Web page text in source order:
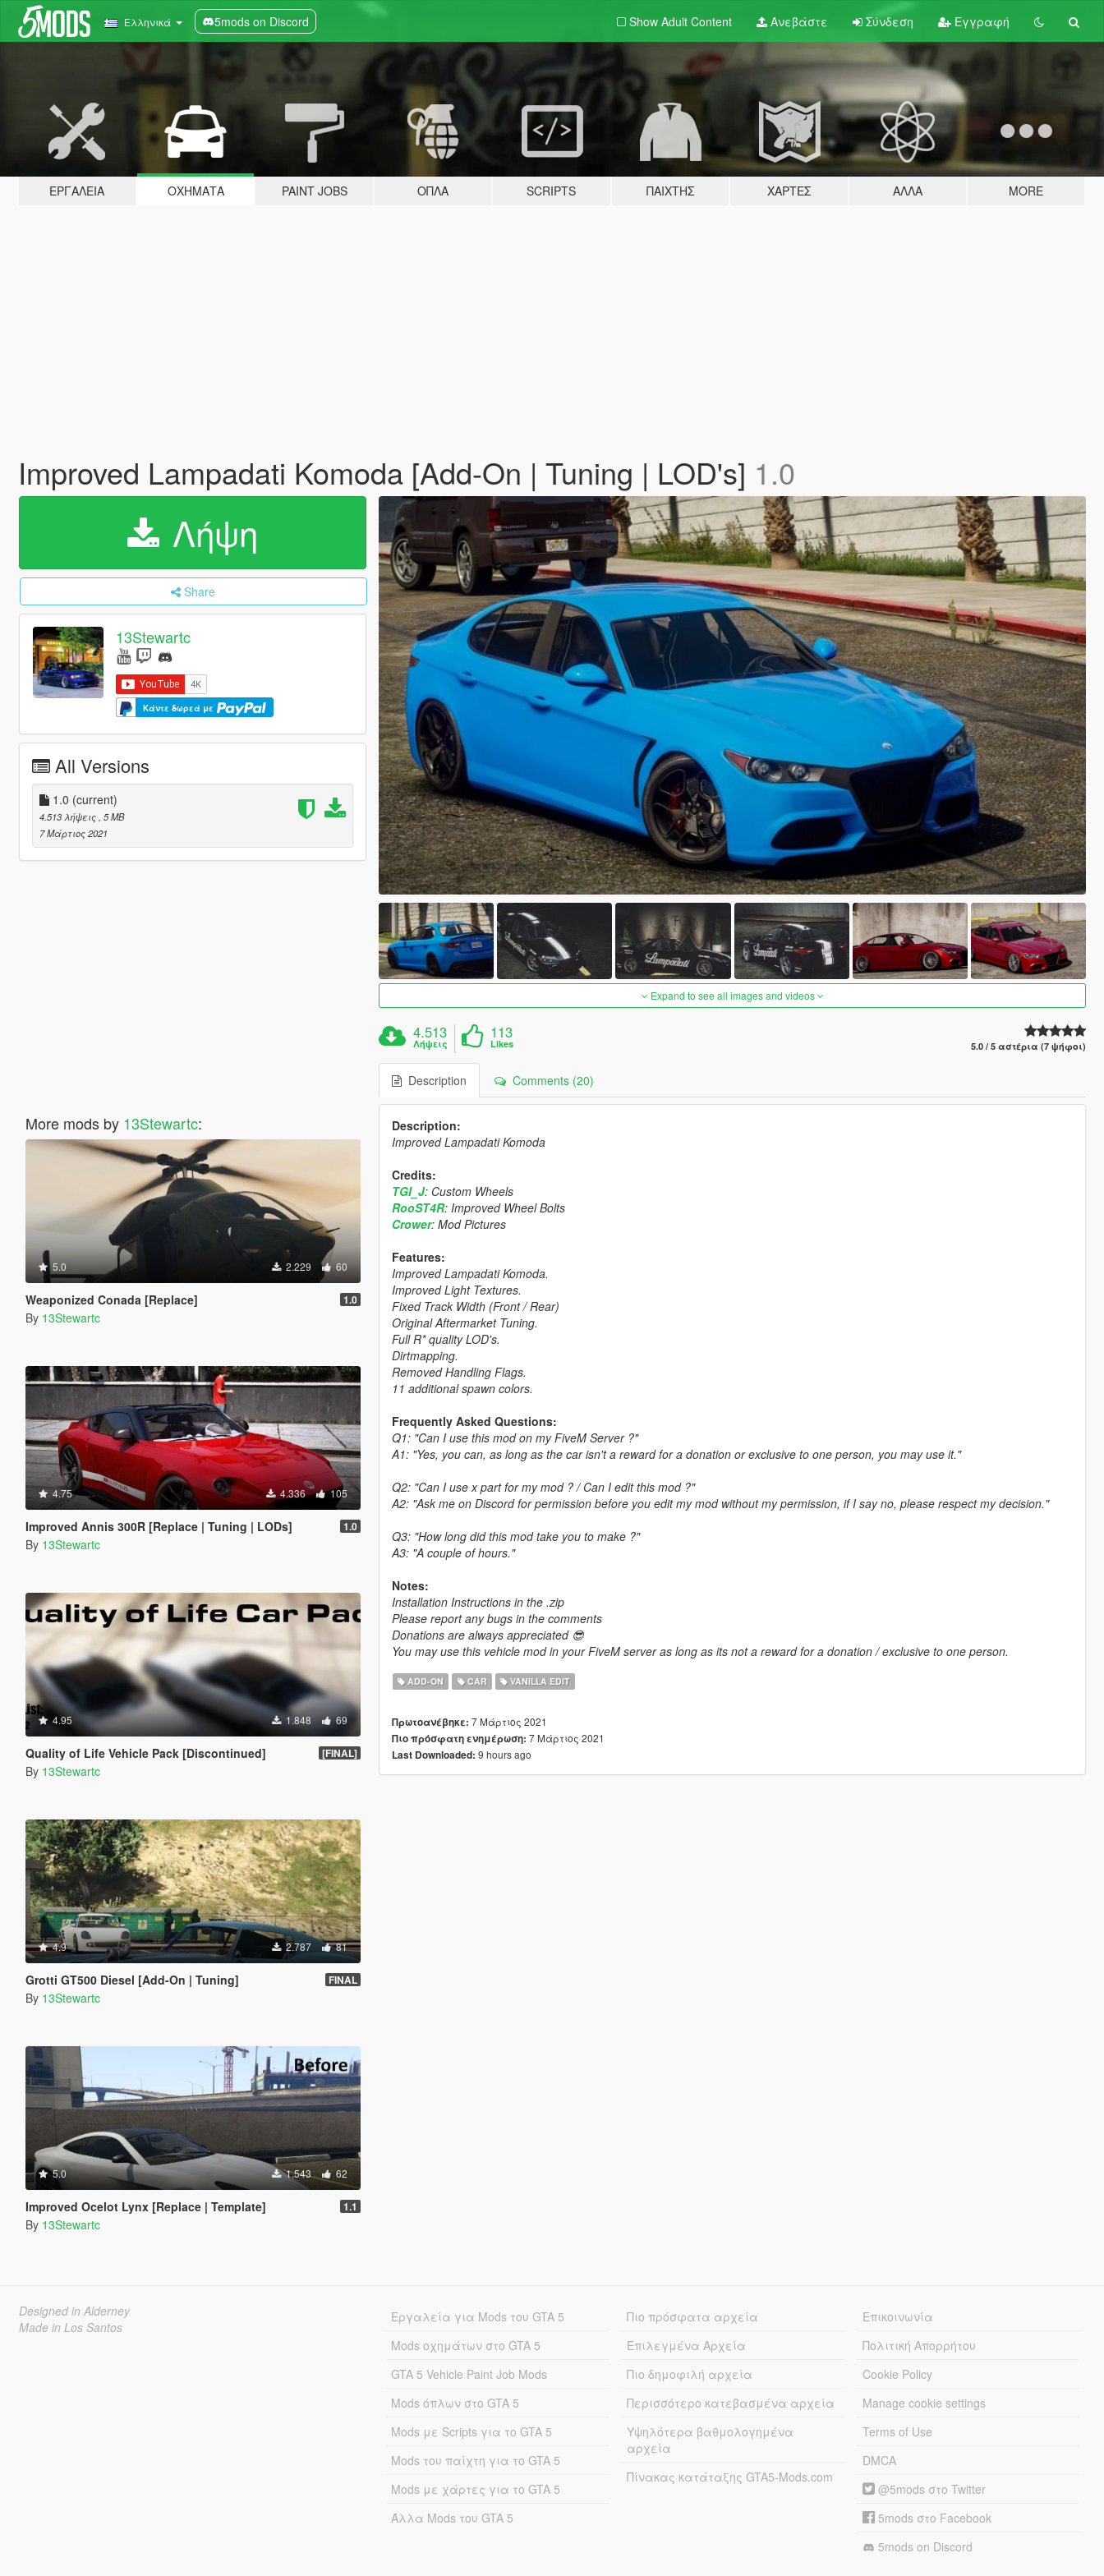
Ελληνικά 5mods on Discord Show Adult Content Ανεβάστε Σύνδεση Εγγραφή
ΕΡΓΑΛΕΊΑ ΟΧΉΜΑΤΑ PAINT JOBS ΌΠΛΑ SCRIPTS ΠΑΊΧΤΗΣ ΧΆΡΤΕΣ ΆΛΛΑ MORE
Improved Lampadati Komoda [Add-On | Tuning | LOD's] 1.0
Λήψη
Share
13Stewartc
Κάντε δωρεά με
All Versions
1.0 (current)
4.513 λήψεις , 5 MB
7 Μάρτιος 2021
More mods by 13Stewartc:
5.0 2.229 60
Weaponized Conada [Replace] 1.0
By 13Stewartc
4.75 4.336 105
Improved Annis 300R [Replace | Tuning | LODs] 1.0
By 13Stewartc
4.95 1.848 69
Quality of Life Vehicle Pack [Discontinued] [FINAL]
By 13Stewartc
4.9 2.787 81
Grotti GT500 Diesel [Add-On | Tuning] FINAL
By 13Stewartc
5.0 1.543 62
Improved Ocelot Lynx [Replace | Template] 1.1
By 13Stewartc
Expand to see all images and videos
4.513
Λήψεις
113
Likes 5.0 / 5 αστέρια (7 ψήφοι)
Description Comments (20)
Description:
Improved Lampadati Komoda
Credits:
TGI_J: Custom Wheels
RooST4R: Improved Wheel Bolts
Crower: Mod Pictures
Features:
Improved Lampadati Komoda.
Improved Light Textures.
Fixed Track Width (Front / Rear)
Original Aftermarket Tuning.
Full R* quality LOD's.
Dirtmapping.
Removed Handling Flags.
11 additional spawn colors.
Frequently Asked Questions:
Q1: "Can I use this mod on my FiveM Server ?"
A1: "Yes, you can, as long as the car isn't a reward for a donation or exclusive to one person, you may use it."
Q2: "Can I use x part for my mod ? / Can I edit this mod ?"
A2: "Ask me on Discord for permission before you edit my mod without my permission, if I say no, please respect my decision."
Q3: "How long did this mod take you to make ?"
A3: "A couple of hours."
Notes:
Installation Instructions in the .zip
Please report any bugs in the comments
Donations are always appreciated 😎
You may use this vehicle mod in your FiveM server as long as its not a reward for a donation / exclusive to one person.
ADD-ON CAR VANILLA EDIT
Πρωτοανέβηκε: 7 Μάρτιος 2021
Πιο πρόσφατη ενημέρωση: 7 Μάρτιος 2021
Last Downloaded: 9 hours ago
Designed in Alderney
Made in Los Santos
Εργαλεία για Mods του GTA 5
Mods οχημάτων στο GTA 5
GTA 5 Vehicle Paint Job Mods
Mods όπλων στο GTA 5
Mods με Scripts για το GTA 5
Mods του παίχτη για το GTA 5
Mods με χάρτες για το GTA 5
Άλλα Mods του GTA 5
Πιο πρόσφατα αρχεία
Επιλεγμένα Αρχεία
Πιο δημοφιλή αρχεία
Περισσότερο κατεβασμένα αρχεία
Υψηλότερα βαθμολογημένα
αρχεία
Πίνακας κατάταξης GTA5-Mods.com
Επικοινωνία
Πολιτική Απορρήτου
Cookie Policy
Manage cookie settings
Terms of Use
DMCA
@5mods στο Twitter
5mods στο Facebook
5mods on Discord